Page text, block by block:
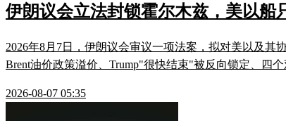
伊朗议会立法封锁霍尔木兹，美以船
2026年8月7日，伊朗议会审议一项法案，拟对美以及其
Brent油价政策溢价、Trump"很快结束"被反向锁定、四
2026-08-07 05:35